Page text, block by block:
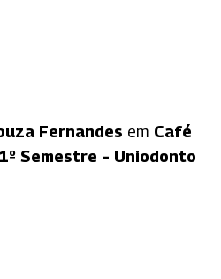
Fernandes em Café
Semestre – Uniodonto